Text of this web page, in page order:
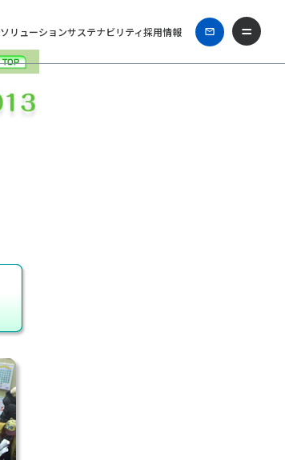
ソリューションサステナビリティ採用情報